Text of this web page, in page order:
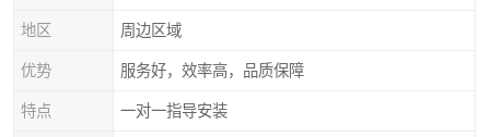
地区 周边区域
优势 服务好，效率高，品质保障
特点 一对一指导安装